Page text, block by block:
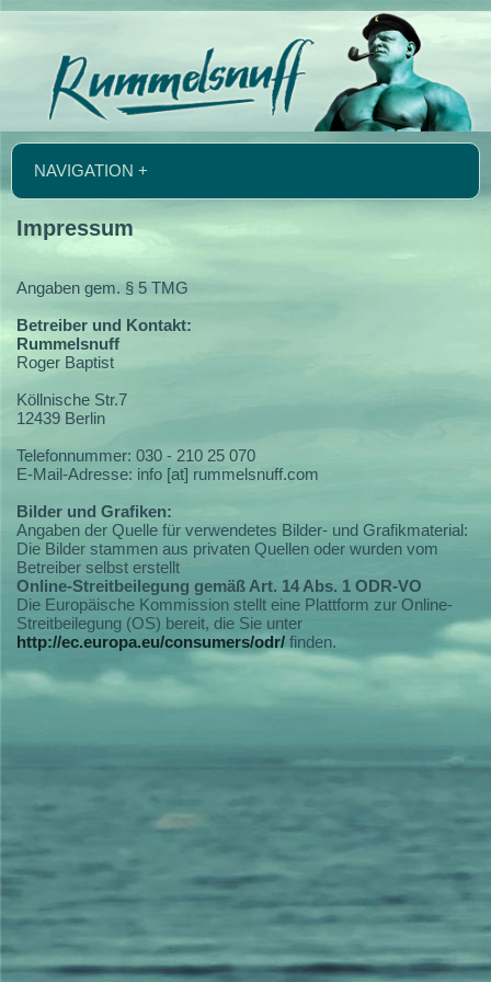
NAVIGATION +
Impressum
Angaben gem. § 5 TMG
Betreiber und Kontakt:
Rummelsnuff
Roger Baptist
Köllnische Str.7
12439 Berlin
Telefonnummer: 030 - 210 25 070
E-Mail-Adresse: info [at] rummelsnuff.com
Bilder und Grafiken:
Angaben der Quelle für verwendetes Bilder- und Grafikmaterial:
Die Bilder stammen aus privaten Quellen oder wurden vom
Betreiber selbst erstellt
Online-Streitbeilegung gemäß Art. 14 Abs. 1 ODR-VO
Die Europäische Kommission stellt eine Plattform zur Online-
Streitbeilegung (OS) bereit, die Sie unter
http://ec.europa.eu/consumers/odr/ finden.